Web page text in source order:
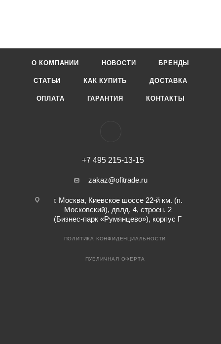
О КОМПАНИИ НОВОСТИ БРЕНДЫ
СТАТЬИ КАК КУПИТЬ ДОСТАВКА
ОПЛАТА ГАРАНТИЯ КОНТАКТЫ
+7 495 215-13-15
zakaz@ofitrade.ru
г. Москва, Киевское шоссе 22-й км. (п.
Московский), двлд. 4, строен. 2
(Бизнес-парк «Румянцево»), корпус Г
ПОЛИТИКА КОНФИДЕНЦИАЛЬНОСТИ
ПУБЛИЧНАЯ ОФЕРТА